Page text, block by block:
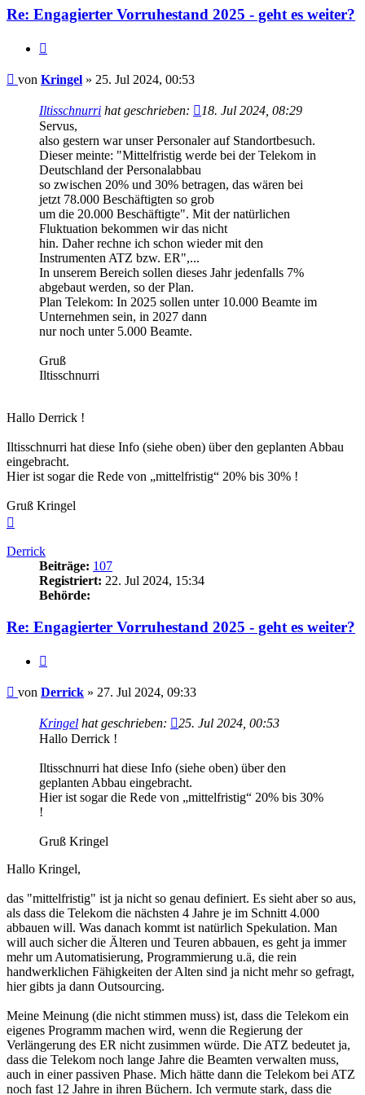
Re: Engagierter Vorruhestand 2025 - geht es weiter?
Beitrag
von Kringel » 25. Jul 2024, 00:53
Iltisschnurri hat geschrieben:
18. Jul 2024, 08:29
Servus,
also gestern war unser Personaler auf Standortbesuch.
Dieser meinte: "Mittelfristig werde bei der Telekom in
Deutschland der Personalabbau
so zwischen 20% und 30% betragen, das wären bei
jetzt 78.000 Beschäftigten so grob
um die 20.000 Beschäftigte". Mit der natürlichen
Fluktuation bekommen wir das nicht
hin. Daher rechne ich schon wieder mit den
Instrumenten ATZ bzw. ER",...
In unserem Bereich sollen dieses Jahr jedenfalls 7%
abgebaut werden, so der Plan.
Plan Telekom: In 2025 sollen unter 10.000 Beamte im
Unternehmen sein, in 2027 dann
nur noch unter 5.000 Beamte.
Gruß
Iltisschnurri
Hallo Derrick !
Iltisschnurri hat diese Info (siehe oben) über den geplanten Abbau
eingebracht.
Hier ist sogar die Rede von „mittelfristig“ 20% bis 30% !
Gruß Kringel
Derrick
Beiträge: 107
Registriert: 22. Jul 2024, 15:34
Behörde:
Re: Engagierter Vorruhestand 2025 - geht es weiter?
Beitrag
von Derrick » 27. Jul 2024, 09:33
Kringel hat geschrieben:
25. Jul 2024, 00:53
Hallo Derrick !
Iltisschnurri hat diese Info (siehe oben) über den
geplanten Abbau eingebracht.
Hier ist sogar die Rede von „mittelfristig“ 20% bis 30%
!
Gruß Kringel
Hallo Kringel,
das "mittelfristig" ist ja nicht so genau definiert. Es sieht aber so aus,
als dass die Telekom die nächsten 4 Jahre je im Schnitt 4.000
abbauen will. Was danach kommt ist natürlich Spekulation. Man
will auch sicher die Älteren und Teuren abbauen, es geht ja immer
mehr um Automatisierung, Programmierung u.ä, die rein
handwerklichen Fähigkeiten der Alten sind ja nicht mehr so gefragt,
hier gibts ja dann Outsourcing.
Meine Meinung (die nicht stimmen muss) ist, dass die Telekom ein
eigenes Programm machen wird, wenn die Regierung der
Verlängerung des ER nicht zusimmen würde. Die ATZ bedeutet ja,
dass die Telekom noch lange Jahre die Beamten verwalten muss,
auch in einer passiven Phase. Mich hätte dann die Telekom bei ATZ
noch fast 12 Jahre in ihren Büchern. Ich vermute stark, dass die